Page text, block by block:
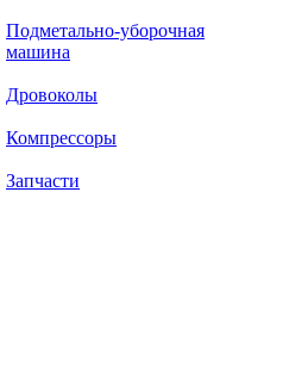
Подметально-уборочная
машина
Дровоколы
Компрессоры
Запчасти